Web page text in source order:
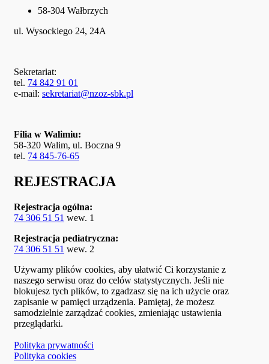
58-304 Wałbrzych
ul. Wysockiego 24, 24A
Sekretariat:
tel. 74 842 91 01
e-mail: sekretariat@nzoz-sbk.pl
Filia w Walimiu:
58-320 Walim, ul. Boczna 9
tel. 74 845-76-65
REJESTRACJA
Rejestracja ogólna:
74 306 51 51 wew. 1
Rejestracja pediatryczna:
74 306 51 51 wew. 2
Używamy plików cookies, aby ułatwić Ci korzystanie z
naszego serwisu oraz do celów statystycznych. Jeśli nie
blokujesz tych plików, to zgadzasz się na ich użycie oraz
zapisanie w pamięci urządzenia. Pamiętaj, że możesz
samodzielnie zarządzać cookies, zmieniając ustawienia
przeglądarki.
Polityka prywatności
Polityka cookies